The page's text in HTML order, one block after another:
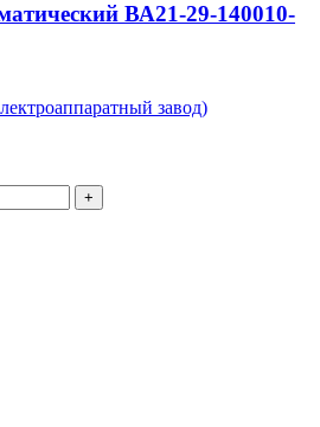
ВА21-29-140010-
завод)
+